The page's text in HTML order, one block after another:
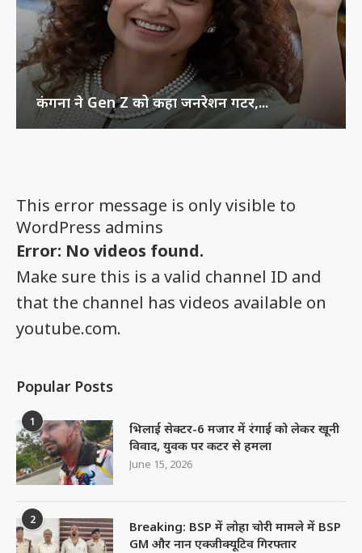
This error message is only visible to
WordPress admins
Error: No videos found.
Make sure this is a valid channel ID and
that the channel has videos available on
youtube.com.
Popular Posts
1
भिलाई सेक्टर-6 मजार में रंगाई को लेकर खूनी
विवाद, युवक पर कटर से हमला
June 15, 2026
2
Breaking: BSP में लोहा चोरी मामले में BSP
GM और नान एक्जीक्यूटिव गिरफ्तार
कंगना ने Gen Z को कहा जनरेशन गटर,...